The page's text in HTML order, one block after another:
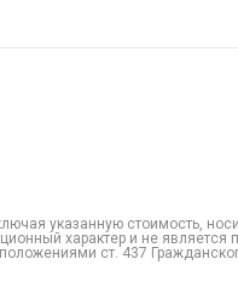
указанную стоимость,
характер и не является
ст. 437